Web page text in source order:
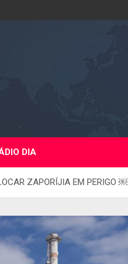
DIA
ZAPORÍJIA EM PERIGO ￼